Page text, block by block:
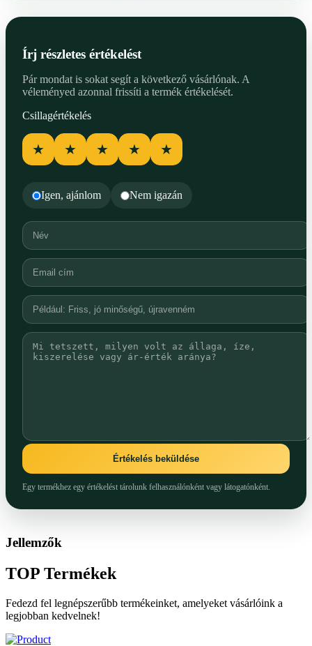
Írj részletes értékelést
Pár mondat is sokat segít a következő vásárlónak. A
véleményed azonnal frissíti a termék értékelését.
Csillagértékelés
★ ★ ★ ★ ★
Igen, ajánlom Nem igazán
Értékelés beküldése
Egy termékhez egy értékelést tárolunk felhasználónként vagy látogatónként.
Jellemzők
TOP Termékek
Fedezd fel legnépszerűbb termékeinket, amelyeket vásárlóink a
legjobban kedvelnek!